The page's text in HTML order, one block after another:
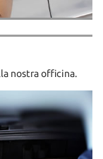
nostra officina.